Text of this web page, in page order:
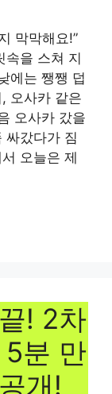
막막해요!”
속을 스쳐 지
에는 쨍쨍 덥
오사카 같은
오사카 갔을
싸갔다가 짐
오늘은 제
! 2차
분 만
개!